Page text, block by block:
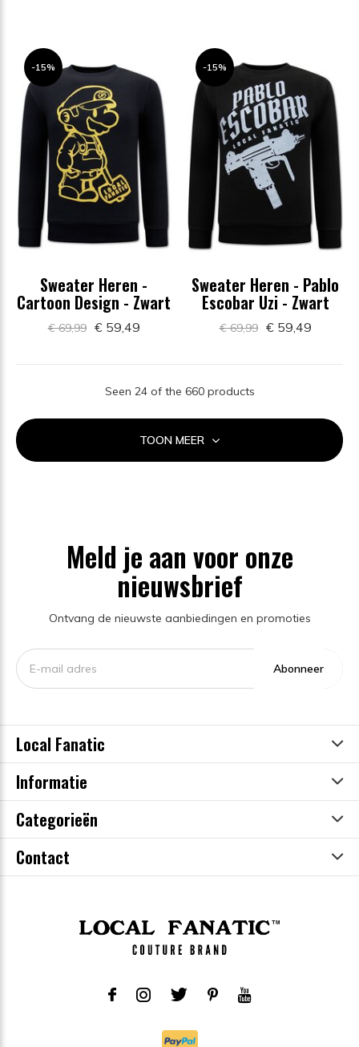
-15%
Sweater Heren -
Cartoon Design - Zwart
€ 69,99 € 59,49
-15%
Sweater Heren - Pablo
Escobar Uzi - Zwart
€ 69,99 € 59,49
Seen 24 of the 660 products
TOON MEER
Meld je aan voor onze
nieuwsbrief
Ontvang de nieuwste aanbiedingen en promoties
Abonneer
Local Fanatic
Informatie
Categorieën
Contact